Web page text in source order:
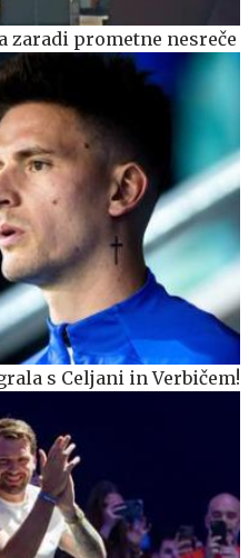
zaradi prometne nesreče
s Celjani in Verbičem!